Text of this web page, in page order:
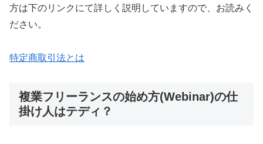
方は下のリンクにて詳しく説明していますので、お読みく
ださい。
特定商取引法とは
複業フリーランスの始め方(Webinar)の仕
掛け人はテディ？